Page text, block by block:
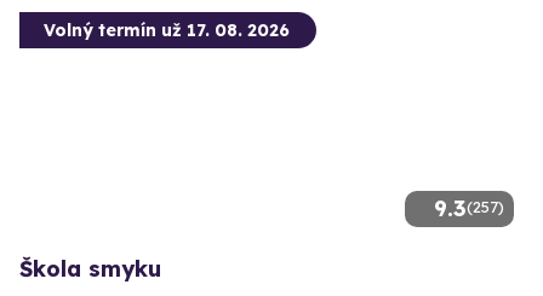
9.3(257)
Volný termín už 17. 08. 2026
Škola smyku